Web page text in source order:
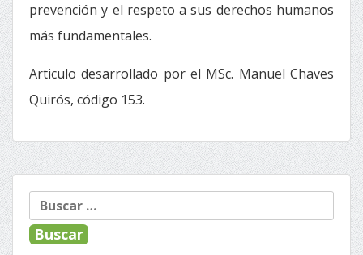
prevención y el respeto a sus derechos humanos
más fundamentales.
Articulo desarrollado por el MSc. Manuel Chaves
Quirós, código 153.
Buscar: